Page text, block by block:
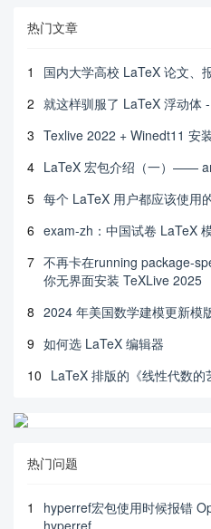
热门文章
1
国内大学高校 LaTeX 论文、
2 就这样驯服了 LaTeX 浮动体
3 Texlive 2022 + Winedt11 安
4 LaTeX 宏包介绍（一）——
5 每个 LaTeX 用户都应该使用
6 exam-zh：中国试卷 LaTeX
7 不再卡在running package-
你无界面安装 TeXLive 2025
8 2024 年美国数学建模更新模
9 如何选 LaTeX 编辑器
10 LaTeX 排版的《线性代数的
热门问题
1
hyperref宏包使用时候报错
hyperref.